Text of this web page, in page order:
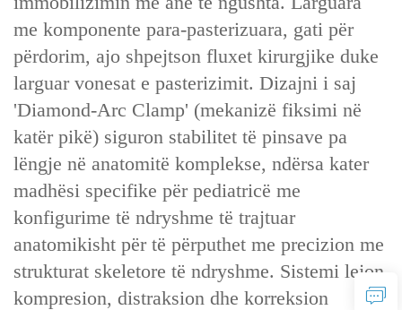
me komponente para-pasterizuara, gati për
përdorim, ajo shpejtson fluxet kirurgjike duke
larguar vonesat e pasterizimit. Dizajni i saj
'Diamond-Arc Clamp' (mekanizë fiksimi në
katër pikë) siguron stabilitet të pinsave pa
lëngje në anatomitë komplekse, ndërsa kater
madhësi specifike për pediatricë me
konfigurime të ndryshme të trajtuar
anatomikisht për të përputhet me precizion me
strukturat skeletore të ndryshme. Sistemi lejon
kompresion, distraksion dhe korreksion